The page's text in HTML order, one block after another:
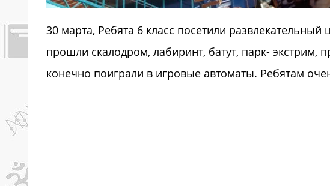
30 марта, Ребята 6 класс посетили развлекательный
прошли скалодром, лабиринт, батут, парк- экстрим,
конечно поиграли в игровые автоматы. Ребятам